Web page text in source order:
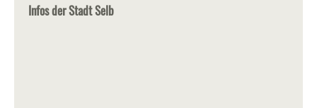
Infos der Stadt Selb